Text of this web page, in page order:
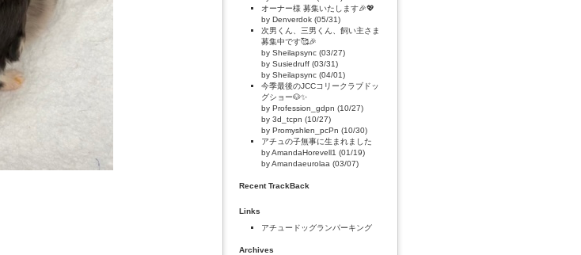
オーナー様 募集いたします🎉💖
by Denverdok (05/31)
次男くん、三男くん、飼い主さま
募集中です🥰🎉
by Sheilapsync (03/27)
by Susiedruff (03/31)
by Sheilapsync (04/01)
今季最後のJCCコリークラブドッ
グショー🐶✨
by Profession_gdpn (10/27)
by 3d_tcpn (10/27)
by Promyshlen_pcPn (10/30)
アチュの子無事に生まれました
by AmandaHorevell1 (01/19)
by Amandaeurolaa (03/07)
Recent TrackBack
Links
アチュードッグランパーキング
Archives